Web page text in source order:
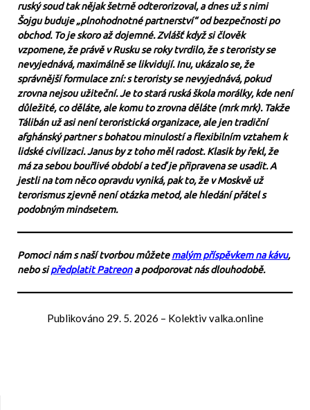
ruský soud tak nějak šetrně odterorizoval, a dnes už s nimi
Šojgu buduje „plnohodnotné partnerství“ od bezpečnosti po
obchod. To je skoro až dojemné. Zvlášť když si člověk
vzpomene, že právě v Rusku se roky tvrdilo, že s teroristy se
nevyjednává, maximálně se likvidují. Inu, ukázalo se, že
správnější formulace zní: s teroristy se nevyjednává, pokud
zrovna nejsou užiteční. Je to stará ruská škola morálky, kde není
důležité, co děláte, ale komu to zrovna děláte (mrk mrk). Takže
Tálibán už asi není teroristická organizace, ale jen tradiční
afghánský partner s bohatou minulostí a flexibilním vztahem k
lidské civilizaci. Janus by z toho měl radost. Klasik by řekl, že
má za sebou bouřlivé období a teď je připravena se usadit. A
jestli na tom něco opravdu vyniká, pak to, že v Moskvě už
terorismus zjevně není otázka metod, ale hledání přátel s
podobným mindsetem.
Pomoci nám s naší tvorbou můžetemalým příspěvkem na kávu,
nebo sipředplatit Patreona podporovat nás dlouhodobě.
Publikováno 29. 5. 2026 – Kolektiv valka.online